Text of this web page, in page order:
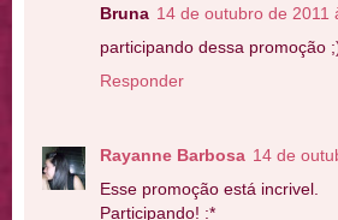
Bruna 14 de outubro de 2011
participando dessa promoção
Responder
Rayanne Barbosa 14 de
Esse promoção está incrivel.
Participando! :*